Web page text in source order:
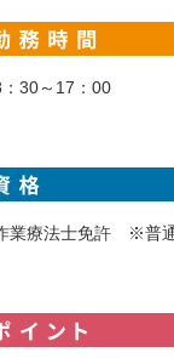
30～17：00
業療法士免許 ※普
相模原市中央区